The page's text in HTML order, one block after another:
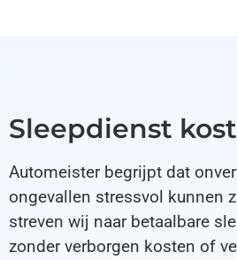
Sleepdienst
Automeister begrijpt dat
ongevallen stressvol kunnen
streven wij naar betaalbare
zonder verborgen kosten of